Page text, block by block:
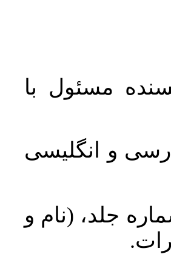
مسئول با
و انگلیسی
جلد، (نام و